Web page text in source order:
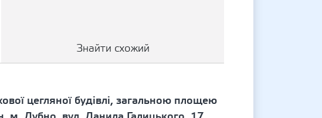
Знайти схожий
цегляної будівлі, загальною площею